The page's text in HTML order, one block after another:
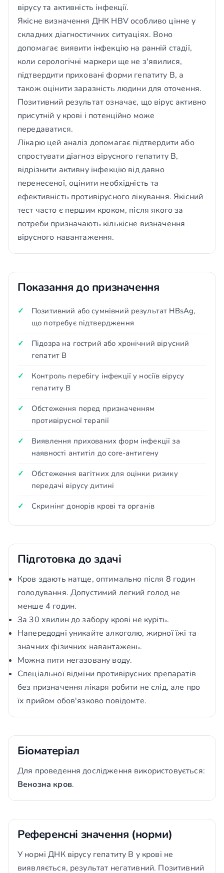
вірусу та активність інфекції.
Якісне визначення ДНК HBV особливо цінне у
складних діагностичних ситуаціях. Воно
допомагає виявити інфекцію на ранній стадії,
коли серологічні маркери ще не з'явилися,
підтвердити приховані форми гепатиту В, а
також оцінити заразність людини для оточення.
Позитивний результат означає, що вірус активно
присутній у крові і потенційно може
передаватися.
Лікарю цей аналіз допомагає підтвердити або
спростувати діагноз вірусного гепатиту В,
відрізнити активну інфекцію від давно
перенесеної, оцінити необхідність та
ефективність противірусного лікування. Якісний
тест часто є першим кроком, після якого за
потреби призначають кількісне визначення
вірусного навантаження.
Показання до призначення
Позитивний або сумнівний результат HBsAg,
що потребує підтвердження
Підозра на гострий або хронічний вірусний
гепатит В
Контроль перебігу інфекції у носіїв вірусу
гепатиту В
Обстеження перед призначенням
противірусної терапії
Виявлення прихованих форм інфекції за
наявності антитіл до core-антигену
Обстеження вагітних для оцінки ризику
передачі вірусу дитині
Скринінг донорів крові та органів
Підготовка до здачі
Кров здають натще, оптимально після 8 годин
голодування. Допустимий легкий голод не
менше 4 годин.
За 30 хвилин до забору крові не куріть.
Напередодні уникайте алкоголю, жирної їжі та
значних фізичних навантажень.
Можна пити негазовану воду.
Спеціальної відміни противірусних препаратів
без призначення лікаря робити не слід, але про
їх прийом обов'язково повідомте.
Біоматеріал
Для проведення дослідження використовується:
Венозна кров.
Референсні значення (норми)
У нормі ДНК вірусу гепатиту В у крові не
виявляється, результат негативний. Позитивний